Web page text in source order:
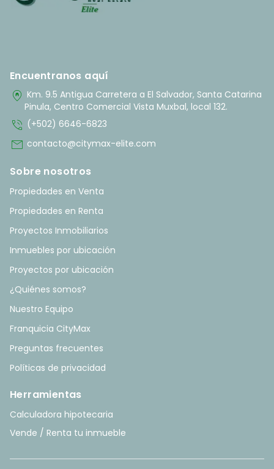
Encuentranos aquí
home_pin Km. 9.5 Antigua Carretera a El Salvador, Santa Catarina
Pinula, Centro Comercial Vista Muxbal, local 132.
phone_in_talk (+502) 6646-6823
mail contacto@citymax-elite.com
Sobre nosotros
Propiedades en Venta
Propiedades en Renta
Proyectos Inmobiliarios
Inmuebles por ubicación
Proyectos por ubicación
¿Quiénes somos?
Nuestro Equipo
Franquicia CityMax
Preguntas frecuentes
Políticas de privacidad
Herramientas
Calculadora hipotecaria
Vende / Renta tu inmueble